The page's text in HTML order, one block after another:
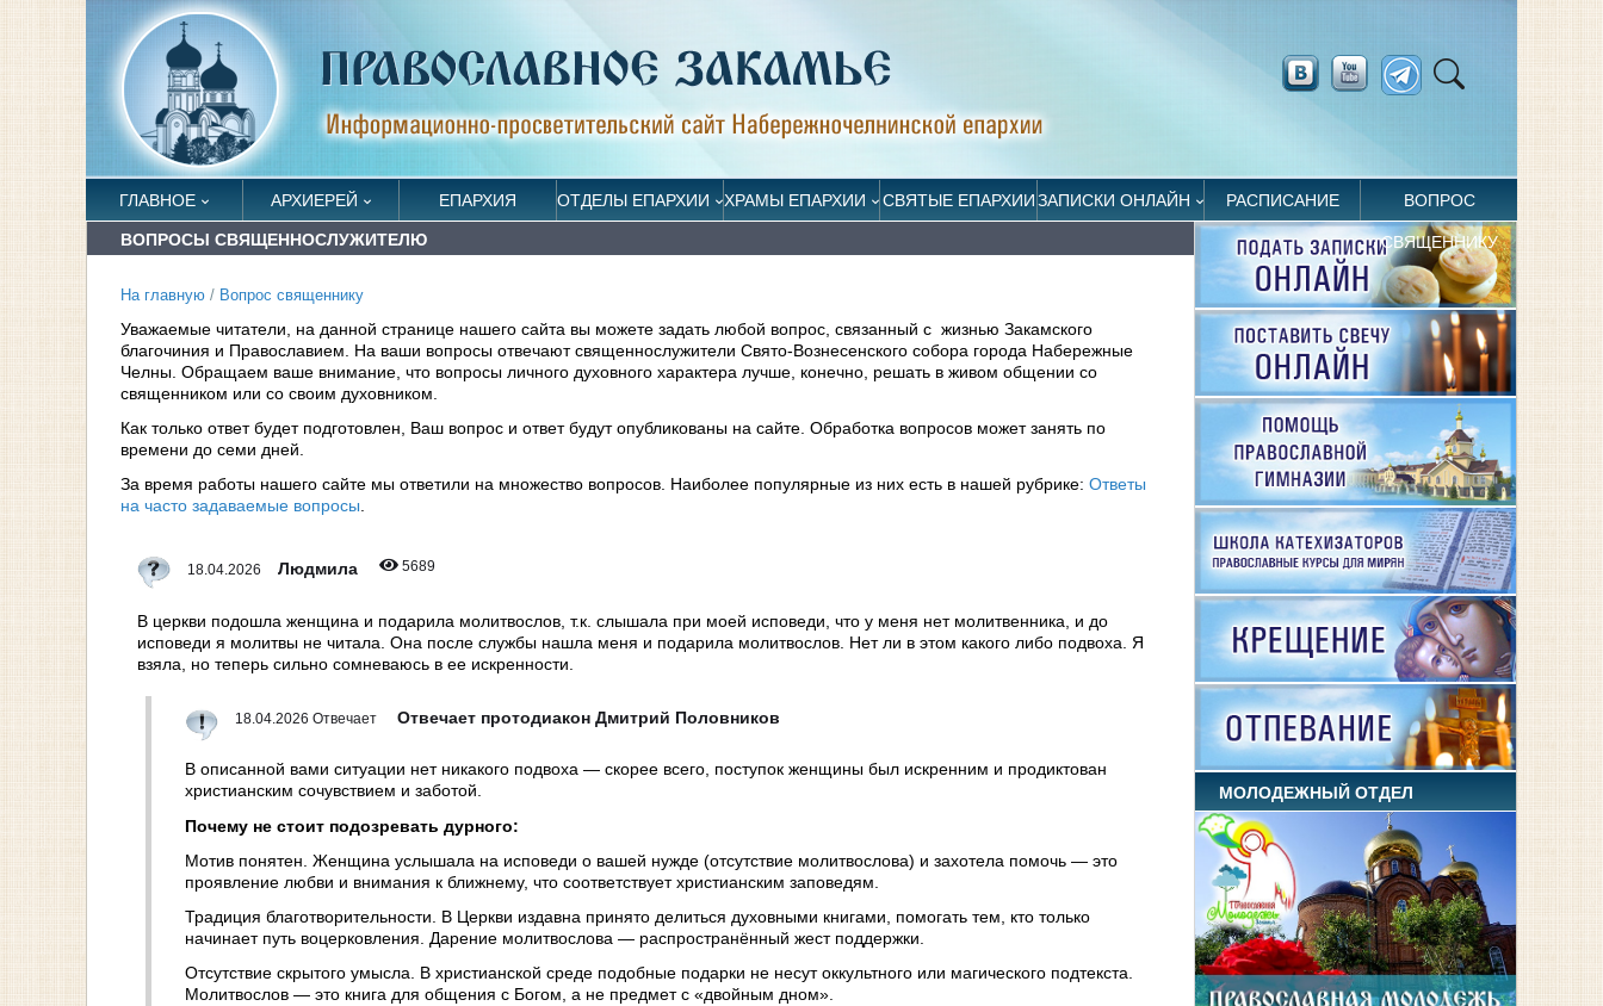
ГЛАВНОЕ АРХИЕРЕЙ ЕПАРХИЯ ОТДЕЛЫ ЕПАРХИИ ХРАМЫ ЕПАРХИИ СВЯТЫЕ ЕПАРХИИЗАПИСКИ ОНЛАЙН РАСПИСАНИЕ ВОПРОС
СВЯЩЕННИКУ
ВОПРОСЫ СВЯЩЕННОСЛУЖИТЕЛЮ
На главную / Вопрос священнику
Уважаемые читатели, на данной странице нашего сайта вы можете задать любой вопрос, связанный с жизнью Закамского
благочиния и Православием. На ваши вопросы отвечают священнослужители Свято-Вознесенского собора города Набережные
Челны. Обращаем ваше внимание, что вопросы личного духовного характера лучше, конечно, решать в живом общении со
священником или со своим духовником.
Как только ответ будет подготовлен, Ваш вопрос и ответ будут опубликованы на сайте. Обработка вопросов может занять по
времени до семи дней.
За время работы нашего сайте мы ответили на множество вопросов. Наиболее популярные из них есть в нашей рубрике: Ответы
на часто задаваемые вопросы.
18.04.2026 Людмила 5689
В церкви подошла женщина и подарила молитвослов, т.к. слышала при моей исповеди, что у меня нет молитвенника, и до
исповеди я молитвы не читала. Она после службы нашла меня и подарила молитвослов. Нет ли в этом какого либо подвоха. Я
взяла, но теперь сильно сомневаюсь в ее искренности.
18.04.2026 Отвечает Отвечает протодиакон Дмитрий Половников
В описанной вами ситуации нет никакого подвоха — скорее всего, поступок женщины был искренним и продиктован
христианским сочувствием и заботой.
Почему не стоит подозревать дурного:
Мотив понятен. Женщина услышала на исповеди о вашей нужде (отсутствие молитвослова) и захотела помочь — это
проявление любви и внимания к ближнему, что соответствует христианским заповедям.
Традиция благотворительности. В Церкви издавна принято делиться духовными книгами, помогать тем, кто только
начинает путь воцерковления. Дарение молитвослова — распространённый жест поддержки.
Отсутствие скрытого умысла. В христианской среде подобные подарки не несут оккультного или магического подтекста.
Молитвослов — это книга для общения с Богом, а не предмет с «двойным дном».
МОЛОДЕЖНЫЙ ОТДЕЛ